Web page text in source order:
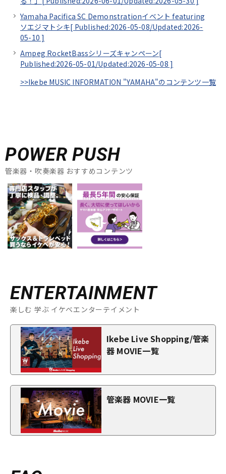
Yamaha Pacifica SC Demonstrationイベント featuring
ソエジマトシキ[ Published:2026-05-08/Updated:2026-
05-10 ]
Ampeg RocketBassシリーズキャンペーン[
Published:2026-05-01/Updated:2026-05-08 ]
>>Ikebe MUSIC INFORMATION "YAMAHA"のコンテンツ一覧
POWER PUSH
管楽器・吹奏楽器 おすすめコンテンツ
ENTERTAINMENT
楽しむ 学ぶ イケベエンターテイメント
Ikebe Live Shopping/管楽
器 MOVIE一覧
管楽器 MOVIE一覧